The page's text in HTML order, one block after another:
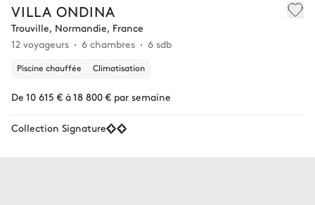
VILLA ONDINA
Trouville, Normandie, France
12 voyageurs
6 chambres 6 sdb
Piscine chauffée Climatisation
De 10 615 € à 18 800 € par semaine
Collection Signature